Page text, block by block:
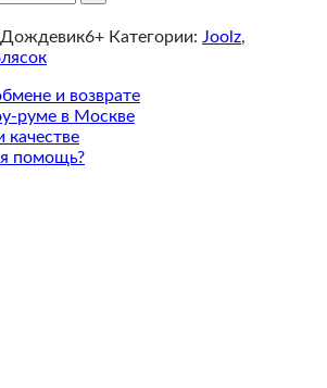
Категории: Joolz,
и возврате
руме в Москве
качестве
помощь?